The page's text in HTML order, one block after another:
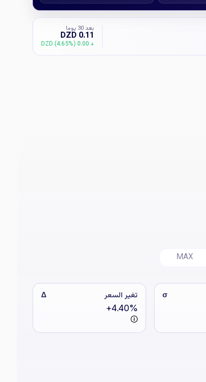
بعد 30 يوما
0.11 DZD
+ 0.00 DZD (4.65%)
MAX
σ تغير السعر Δ
+4.40%